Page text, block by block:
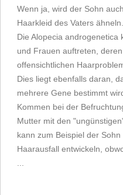
Wenn ja, wird der Sohn
Haarkleid des Vaters ähneln.
Die Alopecia androgenetica
und Frauen auftreten,
offensichtlichen
Dies liegt ebenfalls daran,
mehrere Gene bestimmt
Kommen bei der
Mutter mit den
kann zum Beispiel der
Haarausfall entwickeln,